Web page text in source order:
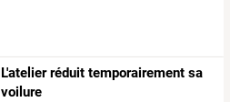
L'atelier réduit temporairement sa
voilure